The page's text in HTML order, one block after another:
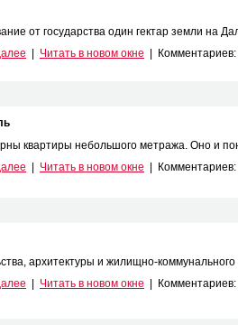
от государства один гектар земли на
Читать в новом окне Комментариев:
квартиры небольшого метража. Оно и
Читать в новом окне Комментариев:
архитектуры и жилищно-коммунального
Читать в новом окне Комментариев: